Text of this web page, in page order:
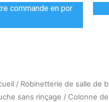
commande en por
/ Robinetterie de salle de
sans rinçage / Colonne